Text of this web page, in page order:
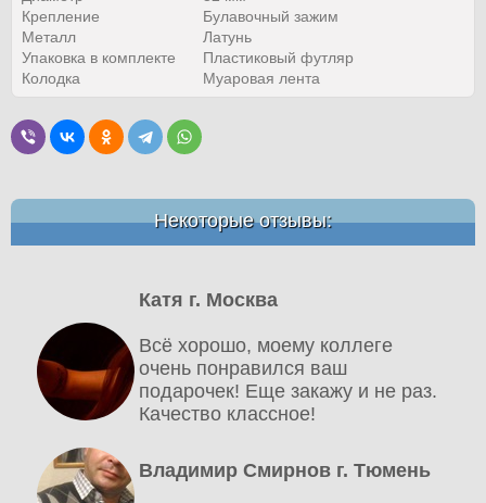
Крепление
Булавочный зажим
Металл
Латунь
Упаковка в комплекте
Пластиковый футляр
Колодка
Муаровая лента
Некоторые отзывы:
Катя г. Москва
Всё хорошо, моему коллеге
очень понравился ваш
подарочек! Еще закажу и не раз.
Качество классное!
Владимир Смирнов г. Тюмень